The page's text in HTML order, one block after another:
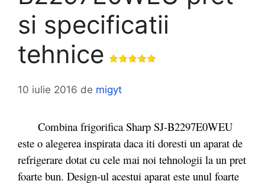
si specificatii
tehnice
10 iulie 2016 de migyt
Combina frigorifica Sharp SJ-B2297E0WEU
este o alegerea inspirata daca iti doresti un aparat de
refrigerare dotat cu cele mai noi tehnologii la un pret
foarte bun. Design-ul acestui aparat este unul foarte